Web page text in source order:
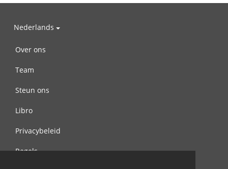
Nederlands
Over ons
Team
Steun ons
Libro
Privacybeleid
Regels